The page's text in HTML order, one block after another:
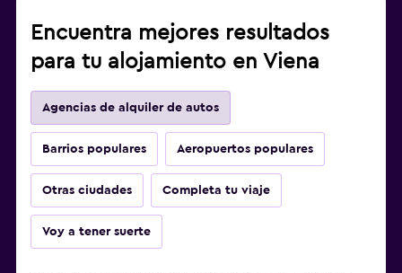
Encuentra mejores resultados
para tu alojamiento en Viena
Agencias de alquiler de autos
Barrios populares Aeropuertos populares
Otras ciudades Completa tu viaje
Voy a tener suerte